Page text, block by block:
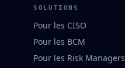
SOLUTIONS
Pour les CISO
Pour les BCM
Pour les Risk Managers